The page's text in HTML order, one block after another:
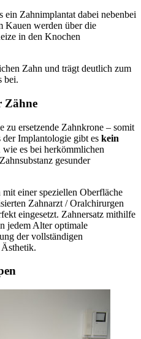
Zahnimplantat dabei nebenbei
Kauen werden über die
in den Knochen
Zahn und trägt deutlich zum
bei.
Zähne
zu ersetzende Zahnkrone – somit
Implantologie gibt es kein
wie es bei herkömmlichen
gesunder
einer speziellen Oberfläche
Zahnarzt / Oralchirurgen
eingesetzt. Zahnersatz mithilfe
jedem Alter optimale
der vollständigen